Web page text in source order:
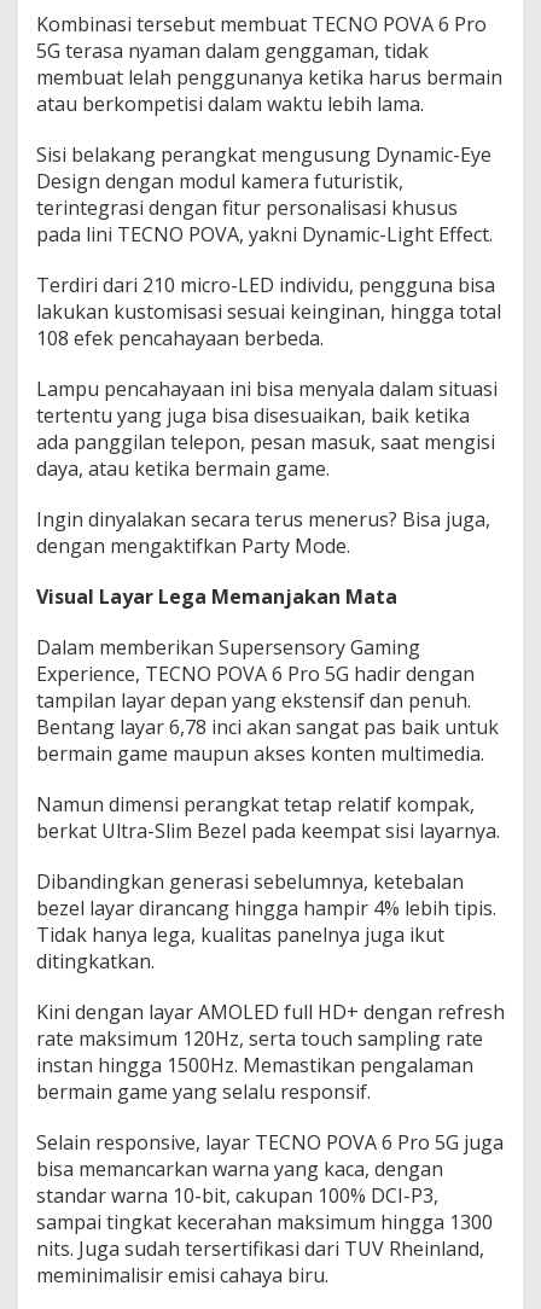
k
a
u
Kombinasi tersebut membuat TECNO POVA 6 Pro
5G terasa nyaman dalam genggaman, tidak
membuat lelah penggunanya ketika harus bermain
atau berkompetisi dalam waktu lebih lama.
Sisi belakang perangkat mengusung Dynamic-Eye
Design dengan modul kamera futuristik,
terintegrasi dengan fitur personalisasi khusus
pada lini TECNO POVA, yakni Dynamic-Light Effect.
Terdiri dari 210 micro-LED individu, pengguna bisa
lakukan kustomisasi sesuai keinginan, hingga total
108 efek pencahayaan berbeda.
Lampu pencahayaan ini bisa menyala dalam situasi
tertentu yang juga bisa disesuaikan, baik ketika
ada panggilan telepon, pesan masuk, saat mengisi
daya, atau ketika bermain game.
Ingin dinyalakan secara terus menerus? Bisa juga,
dengan mengaktifkan Party Mode.
Visual Layar Lega Memanjakan Mata
Dalam memberikan Supersensory Gaming
Experience, TECNO POVA 6 Pro 5G hadir dengan
tampilan layar depan yang ekstensif dan penuh.
Bentang layar 6,78 inci akan sangat pas baik untuk
bermain game maupun akses konten multimedia.
Namun dimensi perangkat tetap relatif kompak,
berkat Ultra-Slim Bezel pada keempat sisi layarnya.
Dibandingkan generasi sebelumnya, ketebalan
bezel layar dirancang hingga hampir 4% lebih tipis.
Tidak hanya lega, kualitas panelnya juga ikut
ditingkatkan.
Kini dengan layar AMOLED full HD+ dengan refresh
rate maksimum 120Hz, serta touch sampling rate
instan hingga 1500Hz. Memastikan pengalaman
bermain game yang selalu responsif.
Selain responsive, layar TECNO POVA 6 Pro 5G juga
bisa memancarkan warna yang kaca, dengan
standar warna 10-bit, cakupan 100% DCI-P3,
sampai tingkat kecerahan maksimum hingga 1300
nits. Juga sudah tersertifikasi dari TUV Rheinland,
meminimalisir emisi cahaya biru.